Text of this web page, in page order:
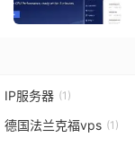
IP服务器 (1)
德国法兰克福vps (1)